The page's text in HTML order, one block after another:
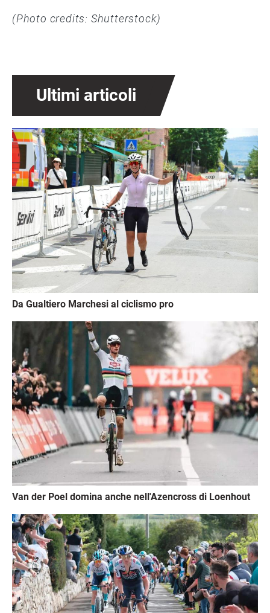
(Photo credits: Shutterstock)
Ultimi articoli
Immagine
Da Gualtiero Marchesi al ciclismo pro
Van der Poel domina anche nell'Azencross di Loenhout
Immagine